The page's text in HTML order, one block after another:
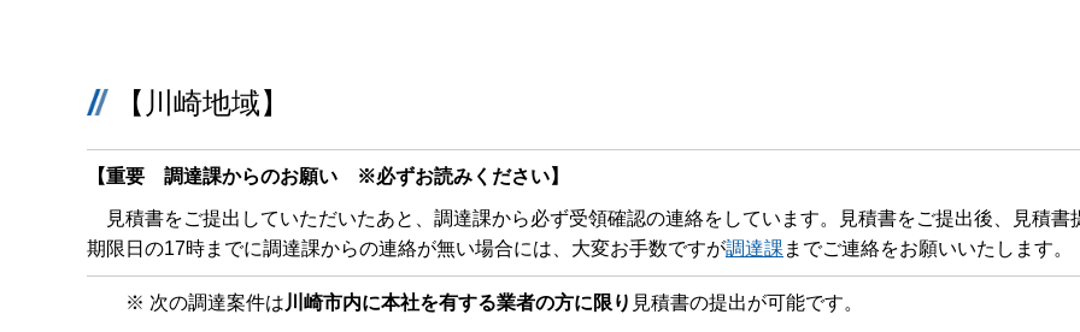
【川崎地域】
【重要 調達課からのお願い ※必ずお読みください】
見積書をご提出していただいたあと、調達課から必ず受領確認の連絡をしています。見積書をご提出後、見積書
期限日の17時までに調達課からの連絡が無い場合には、大変お手数ですが調達課 までご連絡をお願いいたします。
※ 次の調達案件は 川崎市内に本社を有する業者の方に限り 見積書の提出が可能です。